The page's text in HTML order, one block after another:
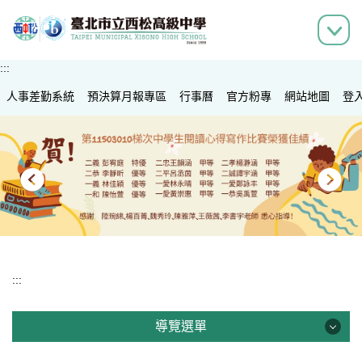
到
容
區
:::
人事差勤系統 預決算月報專區 行事曆 官方粉專 網站地圖 登
:::
導覽選單